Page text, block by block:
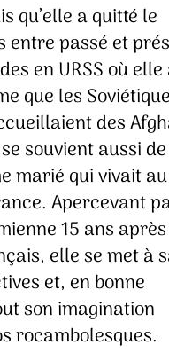
qu’elle a quitté le
entre passé et
en URSS où elle
que les
des
souvient aussi
marié qui vivait au
Apercevant
15 ans
elle se met à
et, en bonne
son imagination
rocambolesques.